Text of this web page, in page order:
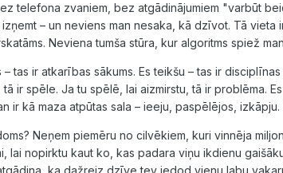
telefona zvaniem, bez atgādinājumiem "varbūt
– un neviens man nesaka, kā dzīvot. Tā vieta
Neviena tumša stūra, kur algoritms spiež
– tas ir atkarības sākums. Es teikšu – tas ir
tā ir spēle. Ja tu spēlē, lai aizmirstu, tā ir problēma.
ir kā maza atpūtas sala – ieeju, paspēlējos,
Neņem piemēru no cilvēkiem, kuri vinnēja
lai nopirktu kaut ko, kas padara viņu ikdienu